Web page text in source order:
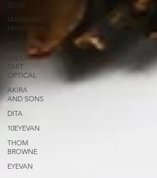
ZEISS
MASAHIRO
MARUYAMA
H-FUSION
JULIUS
TART
OPTICAL
AKIRA
AND SONS
DITA
10EYEVAN
THOM
BROWNE
EYEVAN